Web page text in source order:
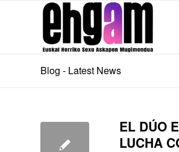
Blog - Latest News
EL DÚO
LUCHA